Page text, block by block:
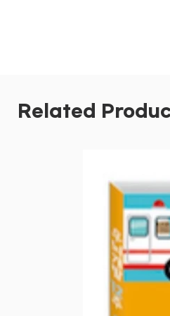
Related